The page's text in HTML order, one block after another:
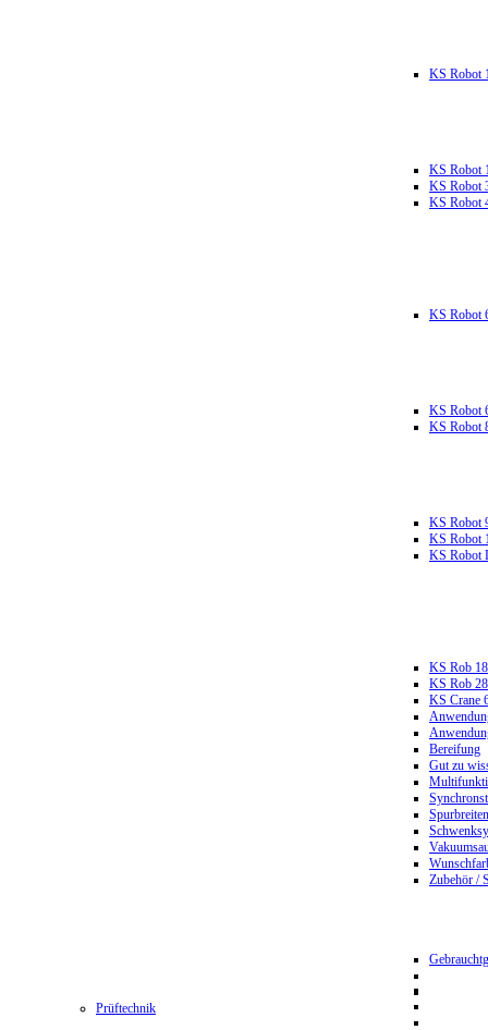
KS Robot
KS Robot
KS Robot
KS Robot
KS Robot
KS Robot
KS Robot
KS Robot
KS Robot
KS Robot
KS Rob
KS Rob
KS Crane
Bereifung
Gut zu
Zubehör /
Prüftechnik